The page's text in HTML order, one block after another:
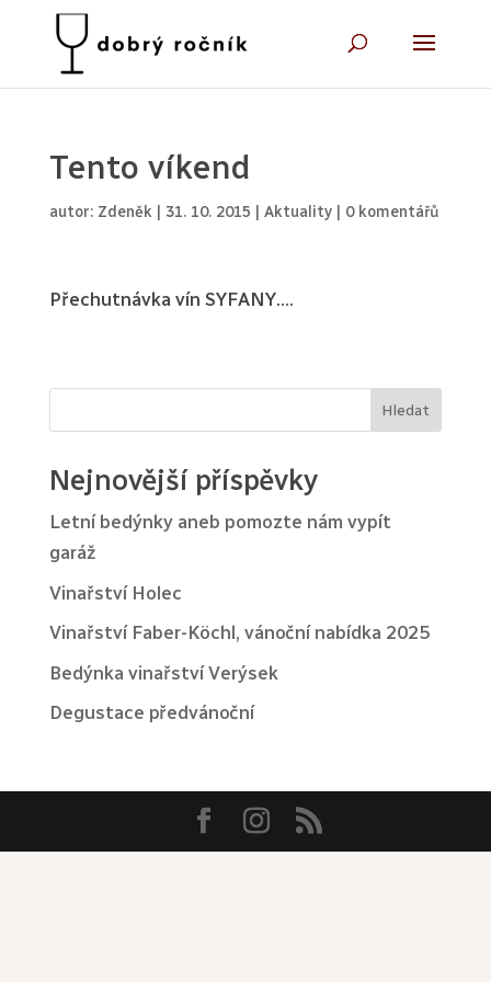
Tento víkend
autor: Zdeněk 31. 10. 2015 Aktuality| 0 komentářů
Přechutnávka vín SYFANY….
Hledat
Nejnovější příspěvky
Letní bedýnky aneb pomozte nám vypít
garáž
Vinařství Holec
Vinařství Faber-Köchl, vánoční nabídka 2025
Bedýnka vinařství Verýsek
Degustace předvánoční